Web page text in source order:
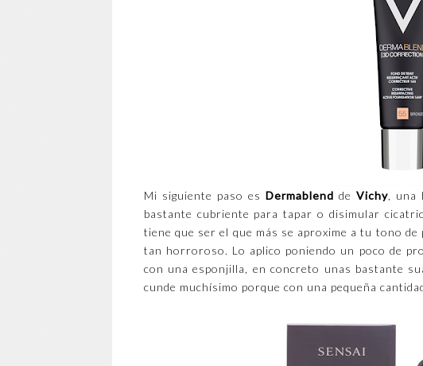
Mi siguiente paso es Dermablend de Vichy, una
bastante cubriente para tapar o disimular
tiene que ser el que más se aproxime a tu tono
tan horroroso. Lo aplico poniendo un poco de
con una esponjilla, en concreto unas bastante
cunde muchísimo porque con una pequeña